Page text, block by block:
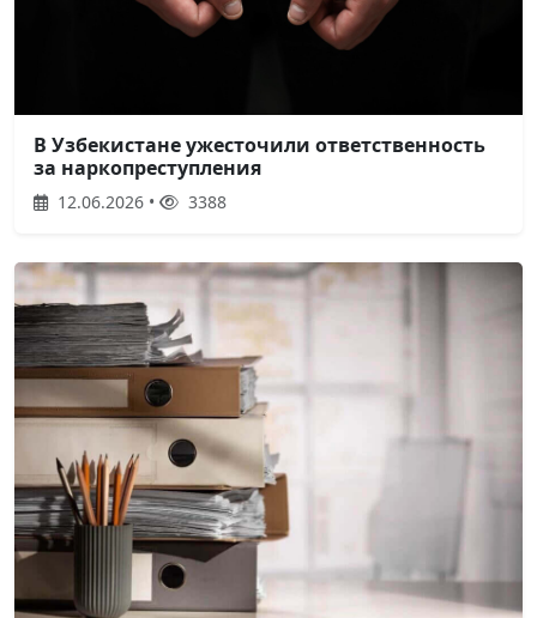
В Узбекистане ужесточили ответственность
за наркопреступления
12.06.2026 • 3388